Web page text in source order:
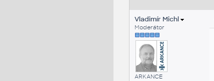
Vladimír Michl
Moderátor
ARKANCE